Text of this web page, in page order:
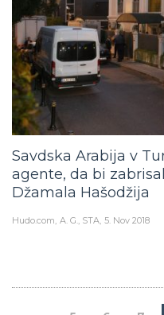
Savdska Arabija v
agente, da bi
Džamala Hašodžija
Hudo.com A. G., STA 5. Nov 2018